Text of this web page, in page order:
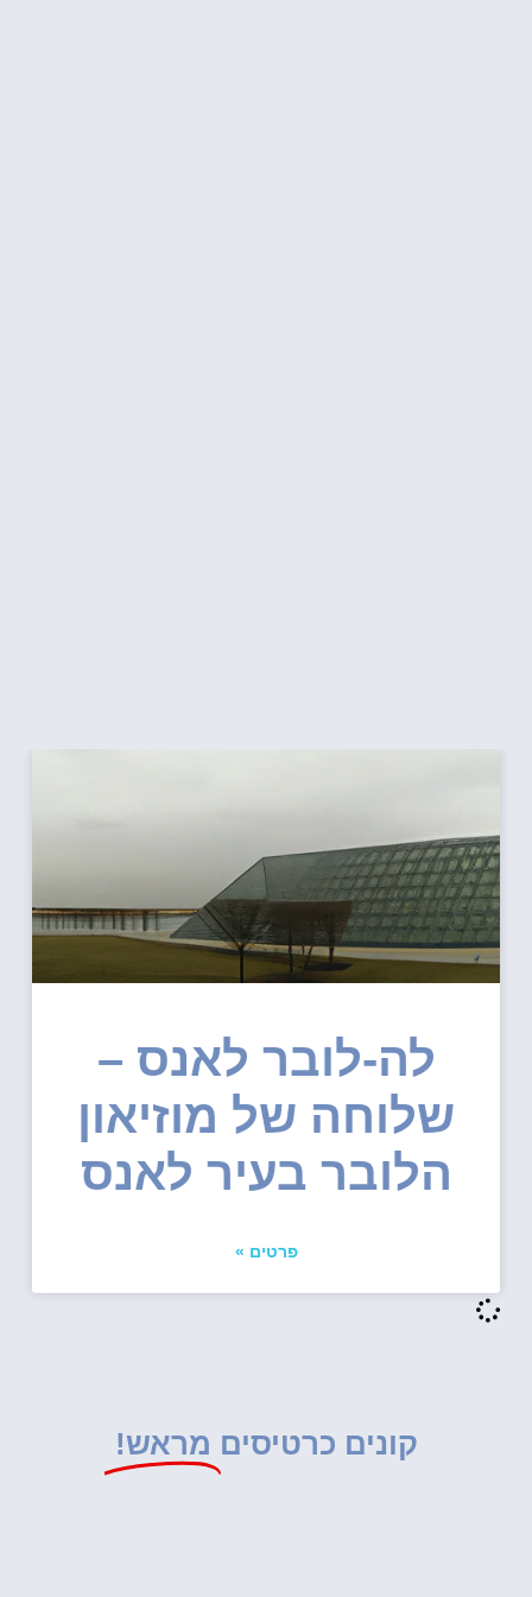
לה-לובר לאנס –
שלוחה של מוזיאון
הלובר בעיר לאנס
פרטים »
קונים כרטיסים מראש!